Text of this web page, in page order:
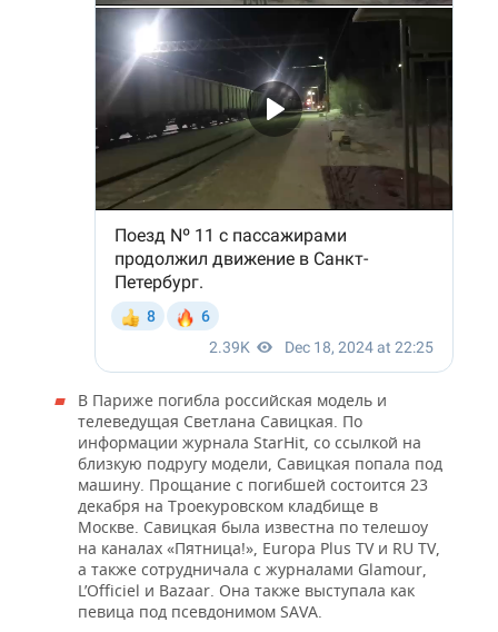
В Париже погибла российская модель и
телеведущая Светлана Савицкая. По
информации журнала StarHit, со ссылкой на
близкую подругу модели, Савицкая попала под
машину. Прощание с погибшей состоится 23
декабря на Троекуровском кладбище в
Москве. Савицкая была известна по телешоу
на каналах «Пятница!», Europa Plus TV и RU TV,
а также сотрудничала с журналами Glamour,
L’Officiel и Bazaar. Она также выступала как
певица под псевдонимом SAVA.